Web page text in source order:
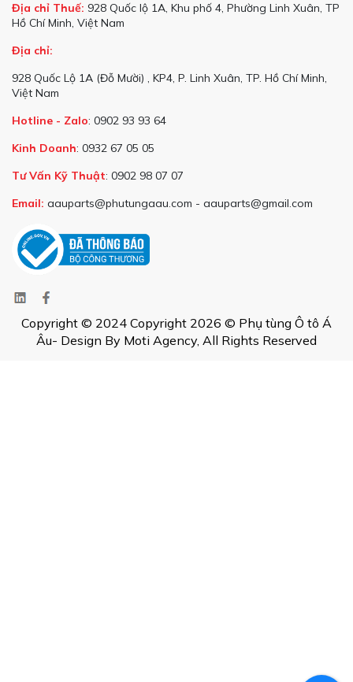
Địa chỉ Thuế: 928 Quốc lộ 1A, Khu phố 4, Phường Linh Xuân, TP
Hồ Chí Minh, Việt Nam
Địa chỉ:
928 Quốc Lộ 1A (Đỗ Mười) , KP4, P. Linh Xuân, TP. Hồ Chí Minh,
Việt Nam
Hotline - Zalo: 0902 93 93 64
Kinh Doanh: 0932 67 05 05
Tư Vấn Kỹ Thuật: 0902 98 07 07
Email: aauparts@phutungaau.com - aauparts@gmail.com
Copyright © 2024 Copyright 2026 © Phụ tùng Ô tô Á
Âu- Design By Moti Agency, All Rights Reserved